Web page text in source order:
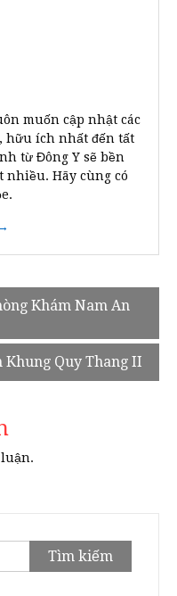
muốn cập nhật các
hữu ích nhất đến tất
từ Đông Y sẽ bền
nhiều. Hãy cùng có
Khám Nam An
Khung Quy Thang II